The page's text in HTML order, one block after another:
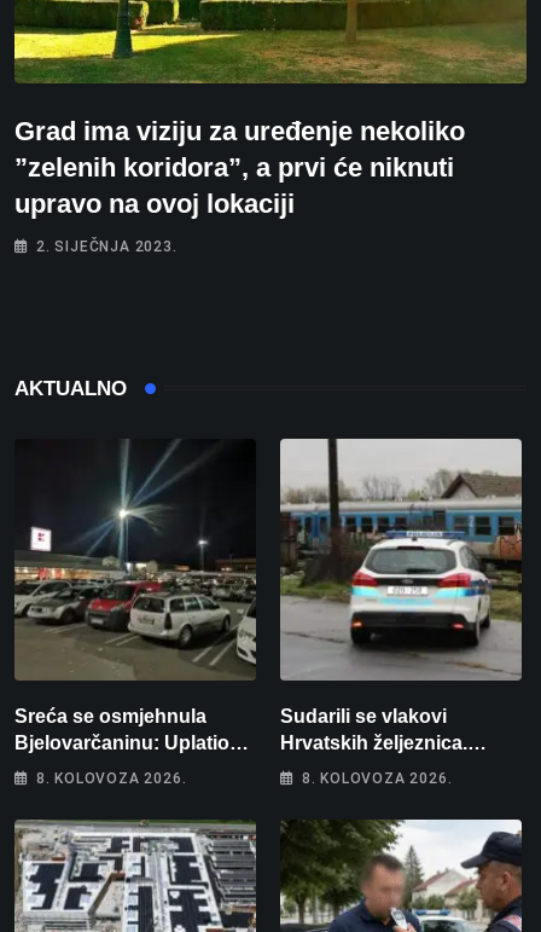
Grad ima viziju za uređenje nekoliko
”zelenih koridora”, a prvi će niknuti
upravo na ovoj lokaciji
2. SIJEČNJA 2023.
AKTUALNO
Sreća se osmjehnula
Bjelovarčaninu: Uplatio
samo 4 eura, a osvojio
8. KOLOVOZA 2026.
Sudarili se vlakovi
Hrvatskih željeznica.
Šestero osoba teško
intenzivnoj
8. KOLOVOZA 2026.